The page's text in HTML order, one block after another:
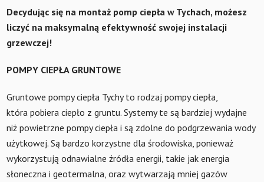
Decydując się na montaż pomp ciepła w Tychach, możesz
liczyć na maksymalną efektywność swojej instalacji
grzewczej!
POMPY CIEPŁA GRUNTOWE
Gruntowe pompy ciepła Tychy to rodzaj pompy ciepła,
która pobiera ciepło z gruntu. Systemy te są bardziej wydajne
niż powietrzne pompy ciepła i są zdolne do podgrzewania wody
użytkowej. Są bardzo korzystne dla środowiska, ponieważ
wykorzystują odnawialne źródła energii, takie jak energia
słoneczna i geotermalna, oraz wytwarzają mniej gazów